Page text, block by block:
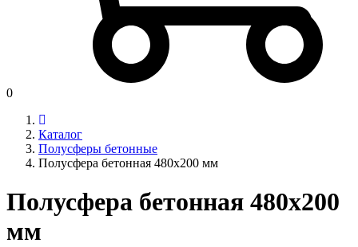
0
Каталог
Полусферы бетонные
Полусфера бетонная 480х200 мм
Полусфера бетонная 480х200
мм